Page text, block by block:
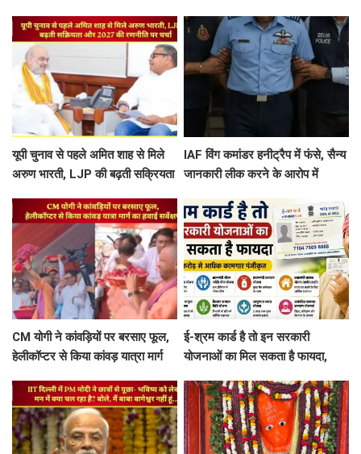
यूपी चुनाव से पहले अमित शाह से मिले
अरुण भारती, LJP की बढ़ती सक्रियता
IAF विंग कमांडर हनीट्रैप में फंसे, सैन्य
जानकारी लीक करने के आरोप में
शक
CM योगी ने कांवड़ियों पर बरसाए फूल,
हेलीकॉप्टर से किया कांवड़ यात्रा मार्ग
ई-श्रम कार्ड है तो इन सरकारी
योजनाओं का मिल सकता है फायदा,